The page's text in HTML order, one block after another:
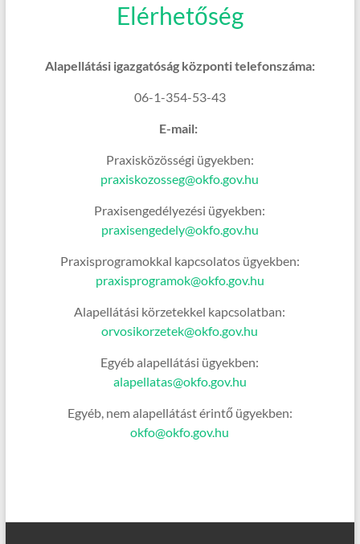
Elérhetőség
Alapellátási igazgatóság központi telefonszáma:
06-1-354-53-43
E-mail:
Praxisközösségi ügyekben:
praxiskozosseg@okfo.gov.hu
Praxisengedélyezési ügyekben:
praxisengedely@okfo.gov.hu
Praxisprogramokkal kapcsolatos ügyekben:
praxisprogramok@okfo.gov.hu
Alapellátási körzetekkel kapcsolatban:
orvosikorzetek@okfo.gov.hu
Egyéb alapellátási ügyekben:
alapellatas@okfo.gov.hu
Egyéb, nem alapellátást érintő ügyekben:
okfo@okfo.gov.hu